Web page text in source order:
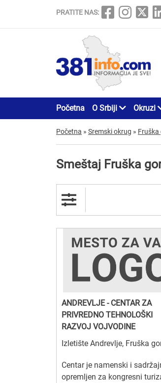
PRATITE NAS:
Početna O Srbiji Okruzi
Početna » Sremski okrug » Fruška
Smeštaj Fruška
ANDREVLJE - CENTAR ZA
PRIVREDNO TEHNOLOŠKI
RAZVOJ VOJVODINE
Izletište Andrevlje, Fruška
Centar je namenski i
opremljen za kongresni